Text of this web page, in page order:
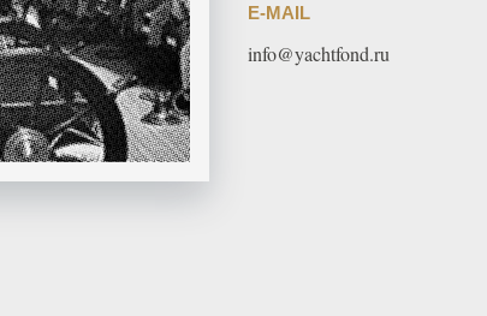
E-MAIL
info@yachtfond.ru